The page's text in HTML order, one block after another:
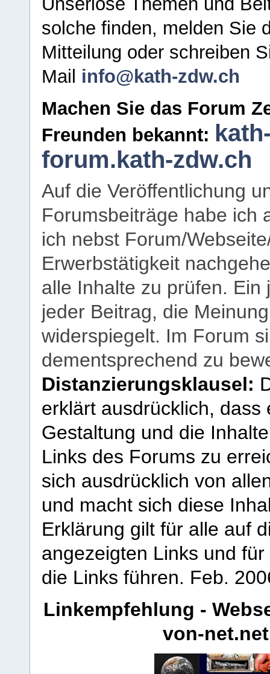
solche finden, melden Sie
Mitteilung oder schreiben
Mail info@kath-zdw.ch
Machen Sie das Forum
Freunden bekannt:
forum.kath-zdw.ch
Auf die Veröffentlichung
Forumsbeiträge habe ich
ich nebst Forum/
Erwerbstätigkeit
alle Inhalte zu prüfen.
jeder Beitrag, die
widerspiegelt. Im Forum
dementsprechend zu
Distanzierungsklausel:
erklärt ausdrücklich,
Gestaltung und die
Links des Forums zu
sich ausdrücklich von
und macht sich diese
Erklärung gilt für alle auf
angezeigten Links und
die Links führen. Feb.
Linkempfehlung -
von-net.net